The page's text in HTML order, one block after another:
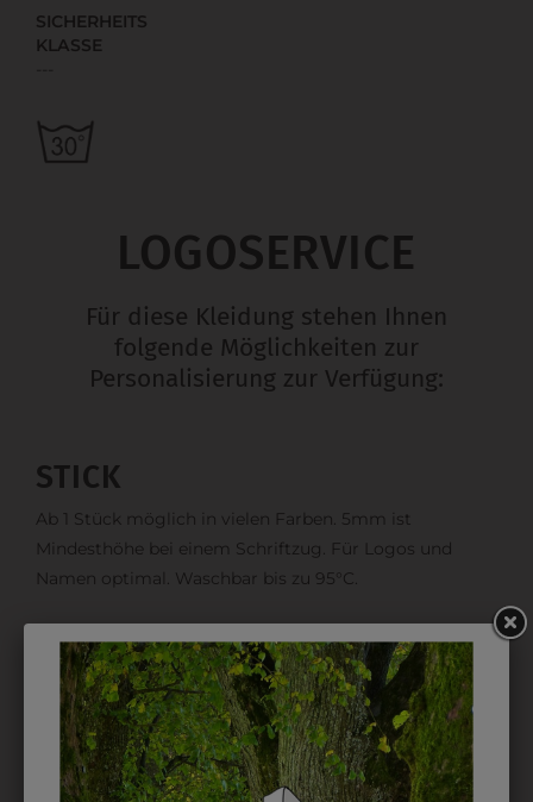
SICHERHEITS
KLASSE
LOGOSERVICE
Für diese Kleidung stehen Ihnen
folgende Möglichkeiten zur
Personalisierung zur Verfügung:
STICK
Ab 1 Stück möglich in vielen Farben. 5mm ist
Mindesthöhe bei einem Schriftzug. Für Logos und
Namen optimal. Waschbar bis zu 95°C.
EMBLEM
Kann gestickt oder bedruckt werden. Sehr vielseitig
einsetzbar und beim Sticken wieder ab 1 Stück
möglich.